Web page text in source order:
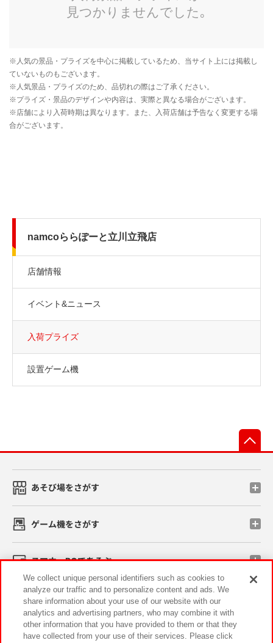
namcoららぽーと立川立飛店
店舗情報
イベント&ニュース
入荷プライズ
設置ゲーム機
あそび場をさがす
ゲーム機をさがす
スマホ・PCであそぶ
イベント・キャンペーン
We collect unique personal identifiers such as cookies to
analyze our traffic and to personalize content and ads. We
share information about your use of our website with our
analytics and advertising partners, who may combine it with
other information that you have provided to them or that they
have collected from your use of their services. Please click